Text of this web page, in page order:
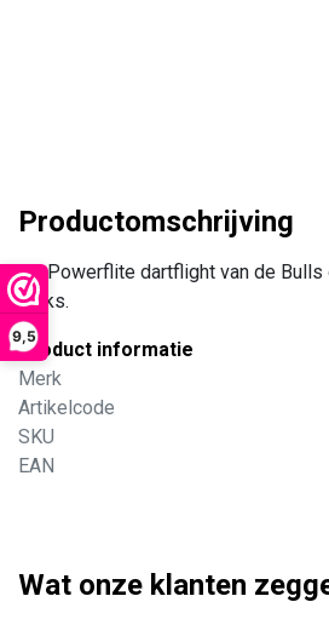
9,5
Productomschrijving
De Powerflite dartflight van de
stuks.
Product informatie
Merk
Artikelcode
SKU
EAN
Wat onze klanten